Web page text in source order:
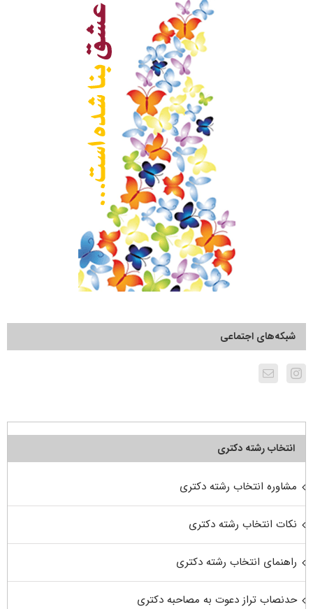
شبکه‌های اجتماعی
انتخاب رشته دکتری
مشاوره انتخاب رشته دکتری
نکات انتخاب رشته دکتری
راهنمای انتخاب رشته دکتری
حدنصاب تراز دعوت به مصاحبه دکتری